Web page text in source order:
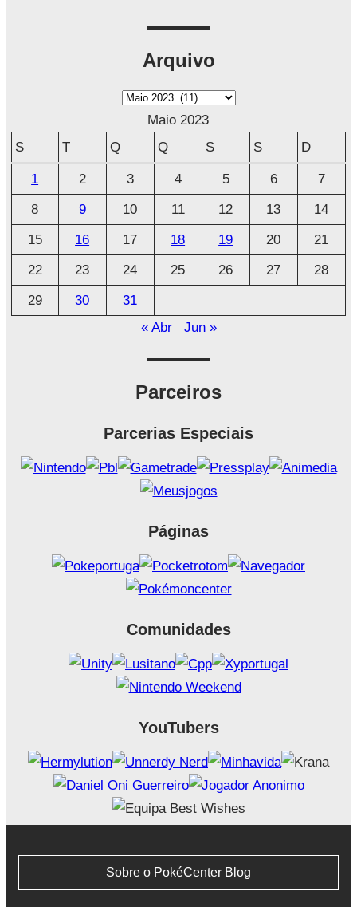
Arquivo
A
v
o
Maio 2023
S
T Q Q S S D
1 2 3 4 5 6
7
8
9 10 11 12 13
14
15
16 17 18 19 20
21
22
23 24 25 26 27
28
29
30
31
« Abr
Jun »
Parceiros
Parcerias Especiais
Páginas
Comunidades
YouTubers
Sobre o PokéCenter Blog